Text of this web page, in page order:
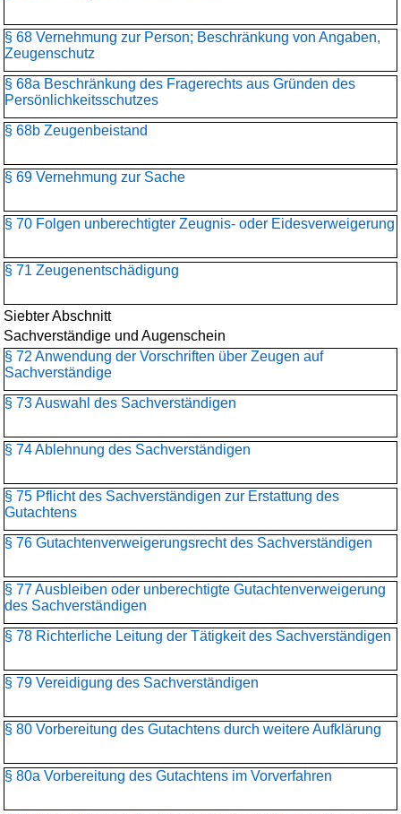
§ 68 Vernehmung zur Person; Beschränkung von Angaben,
Zeugenschutz
§ 68a Beschränkung des Fragerechts aus Gründen des
Persönlichkeitsschutzes
§ 68b Zeugenbeistand
§ 69 Vernehmung zur Sache
§ 70 Folgen unberechtigter Zeugnis- oder Eidesverweigerung
§ 71 Zeugenentschädigung
Siebter Abschnitt
Sachverständige und Augenschein
§ 72 Anwendung der Vorschriften über Zeugen auf
Sachverständige
§ 73 Auswahl des Sachverständigen
§ 74 Ablehnung des Sachverständigen
§ 75 Pflicht des Sachverständigen zur Erstattung des
Gutachtens
§ 76 Gutachtenverweigerungsrecht des Sachverständigen
§ 77 Ausbleiben oder unberechtigte Gutachtenverweigerung
des Sachverständigen
§ 78 Richterliche Leitung der Tätigkeit des Sachverständigen
§ 79 Vereidigung des Sachverständigen
§ 80 Vorbereitung des Gutachtens durch weitere Aufklärung
§ 80a Vorbereitung des Gutachtens im Vorverfahren